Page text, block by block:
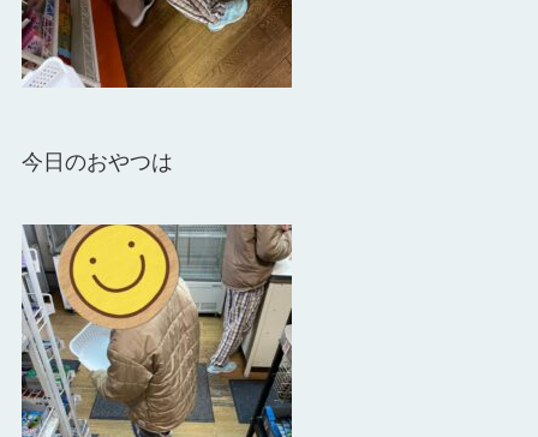
今日のおやつは